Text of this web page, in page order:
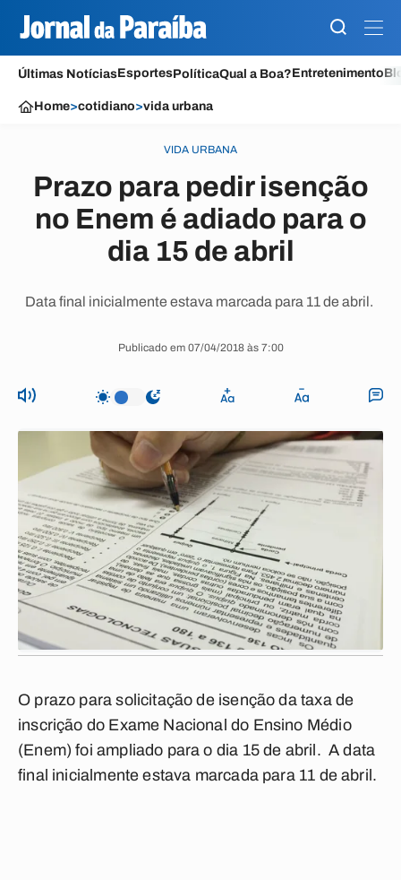
Últimas NotíciasEsportesPolíticaQual a Boa?Entretenimento
Home>cotidiano>vida urbana
VIDA URBANA
Prazo para pedir isenção
no Enem é adiado para o
dia 15 de abril
Data final inicialmente estava marcada para 11 de abril.
Publicado em 07/04/2018 às 7:00
O prazo para solicitação de isenção da taxa de
inscrição do Exame Nacional do Ensino Médio
(Enem) foi ampliado para o dia 15 de abril. A data
final inicialmente estava marcada para 11 de abril.